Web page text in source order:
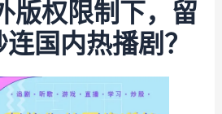
版权限制下，留
国内热播剧？